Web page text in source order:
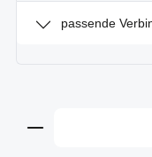
passende
Produkt Anzahl: